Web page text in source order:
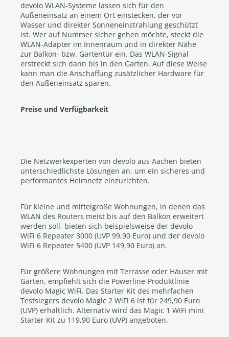
devolo WLAN-Systeme lassen sich für den
Außeneinsatz an einem Ort einstecken, der vor
Wasser und direkter Sonneneinstrahlung geschützt
ist. Wer auf Nummer sicher gehen möchte, steckt die
WLAN-Adapter im Innenraum und in direkter Nähe
zur Balkon- bzw. Gartentür ein. Das WLAN-Signal
erstreckt sich dann bis in den Garten. Auf diese Weise
kann man die Anschaffung zusätzlicher Hardware für
den Außeneinsatz sparen.
Preise und Verfügbarkeit
Die Netzwerkexperten von devolo aus Aachen bieten
unterschiedlichste Lösungen an, um ein sicheres und
performantes Heimnetz einzurichten.
Für kleine und mittelgroße Wohnungen, in denen das
WLAN des Routers meist bis auf den Balkon erweitert
werden soll, bieten sich beispielsweise der devolo
WiFi 6 Repeater 3000 (UVP 99,90 Euro) und der devolo
WiFi 6 Repeater 5400 (UVP 149,90 Euro) an.
Für größere Wohnungen mit Terrasse oder Häuser mit
Garten, empfiehlt sich die Powerline-Produktlinie
devolo Magic WiFi. Das Starter Kit des mehrfachen
Testsiegers devolo Magic 2 WiFi 6 ist für 249,90 Euro
(UVP) erhältlich. Alternativ wird das Magic 1 WiFi mini
Starter Kit zu 119,90 Euro (UVP) angeboten.